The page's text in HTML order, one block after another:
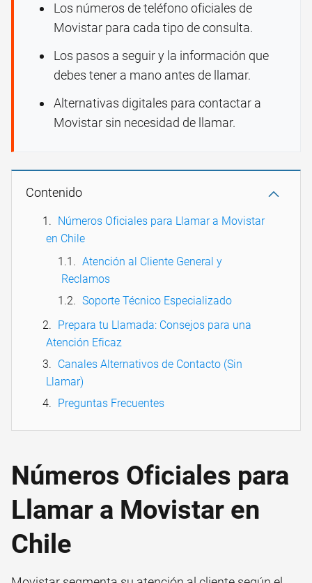
Los números de teléfono oficiales de
Movistar para cada tipo de consulta.
Los pasos a seguir y la información que
debes tener a mano antes de llamar.
Alternativas digitales para contactar a
Movistar sin necesidad de llamar.
Contenido
Números Oficiales para Llamar a Movistar
en Chile
Atención al Cliente General y
Reclamos
Soporte Técnico Especializado
Prepara tu Llamada: Consejos para una
Atención Eficaz
Canales Alternativos de Contacto (Sin
Llamar)
Preguntas Frecuentes
Números Oficiales para
Llamar a Movistar en
Chile